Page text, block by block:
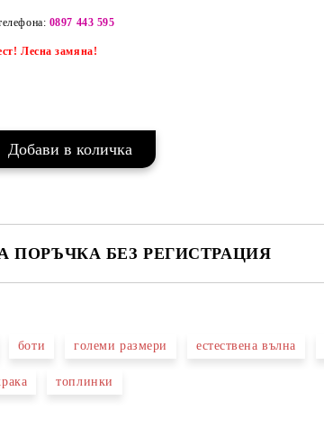
0897 443 595
Лесна замяна!
ПОРЪЧКА БЕЗ РЕГИСТРАЦИЯ
свържем с вас в рамките на работния ден.
боти големи размери естествена вълна
топлинки